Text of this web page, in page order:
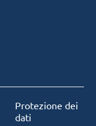
Protezione dei
dati